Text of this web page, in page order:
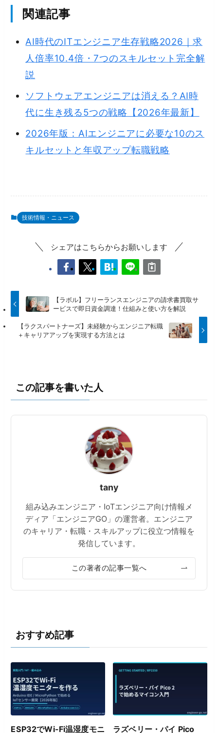
関連記事
AI時代のITエンジニア生存戦略2026｜求
人倍率10.4倍・7つのスキルセット完全解
説
ソフトウェアエンジニアは消える？AI時
代に生き残る5つの戦略【2026年最新】
2026年版：AIエンジニアに必要な10のス
キルセットと年収アップ転職戦略
技術情報・ニュース
シェアはこちらからお願いします
【ラボル】フリーランスエンジニアの請求書買取サ
ービスで即日資金調達！仕組みと使い方を解説
【ラクスパートナーズ】未経験からエンジニア転職
＋キャリアアップを実現する方法とは
この記事を書いた人
tany
組み込みエンジニア・IoTエンジニア向け情報メ
ディア「エンジニアGO」の運営者。エンジニア
のキャリア・転職・スキルアップに役立つ情報を
発信しています。
この著者の記事一覧へ
おすすめ記事
ESP32でWi-Fi温湿度モニ ラズベリー・パイ Pico